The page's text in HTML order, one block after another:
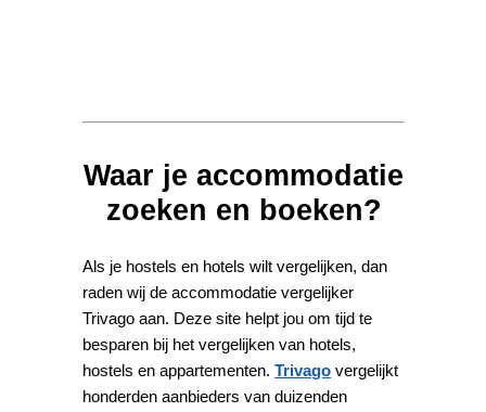
Waar je accommodatie
zoeken en boeken?
Als je hostels en hotels wilt vergelijken, dan
raden wij de accommodatie vergelijker
Trivago aan. Deze site helpt jou om tijd te
besparen bij het vergelijken van hotels,
hostels en appartementen.Trivago vergelijkt
honderden aanbieders van duizenden